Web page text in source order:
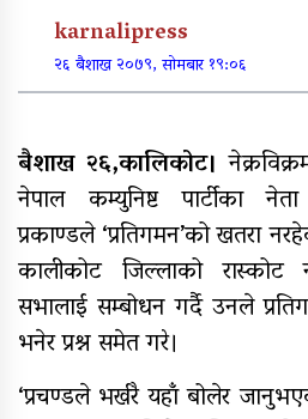
खुर्रा खोलाको
व्यक्तिगत
स्थापना
बैठक
karnalipress
२६ बैशाख २०७९, सोमबार १९:०६
बैशाख २६,कालिकोट।
नेपाल कम्युनिष्ट पार्टीका
प्रकाण्डले ‘प्रतिगमन’को खतरा
कालीकोट जिल्लाको रास्कोट
सभालाई सम्बोधन गर्दै उनले
भनेर प्रश्न समेत गरे।
‘प्रचण्डले भर्खरै यहाँ बोलेर